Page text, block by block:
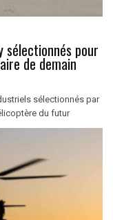
sélectionnés pour
de demain
sélectionnés par
du futur